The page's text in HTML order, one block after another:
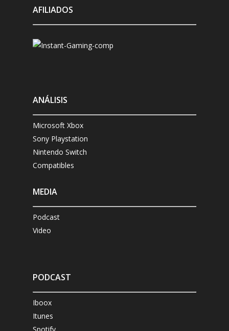
AFILIADOS
ANÁLISIS
Microsoft Xbox
Sony Playstation
Nintendo Switch
Compatibles
MEDIA
Podcast
Video
PODCAST
Iboox
Itunes
Spotify